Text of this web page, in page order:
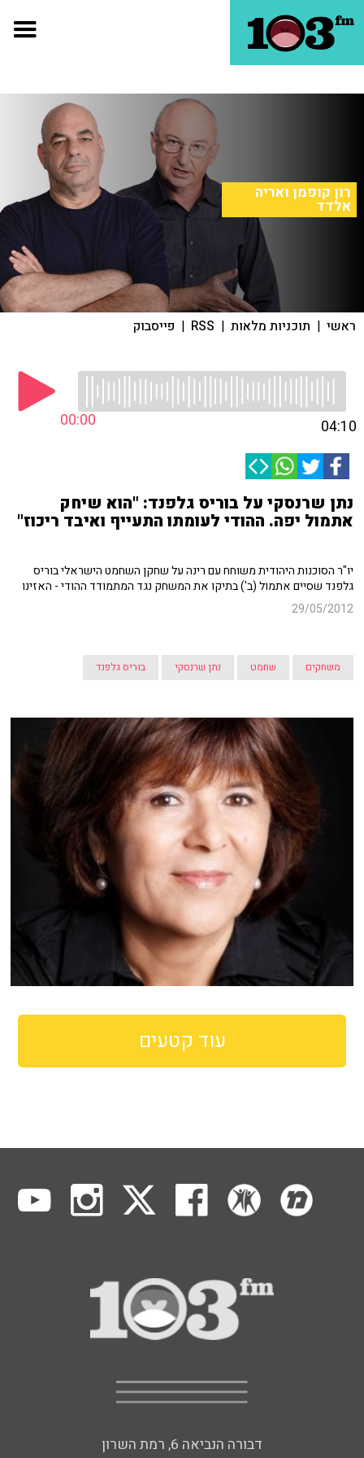
רון קופמן ואריה
אלדד
ראשי | תוכניות מלאות |
RSS
| פייסבוק
00:00 04:10
נתן שרנסקי על בוריס גלפנד: "הוא שיחק
אתמול יפה. ההודי לעומתו התעייף ואיבד ריכוז"
יו"ר הסוכנות היהודית משוחח עם רינה על שחקן השחמט הישראלי בוריס
גלפנד שסיים אתמול (ב') בתיקו את המשחק נגד המתמודד ההודי - האזינו
29/05/2012
משחקים שחמט נתן שרנסקי בוריס גלפנד
עוד קטעים
דבורה הנביאה 6, רמת השרון